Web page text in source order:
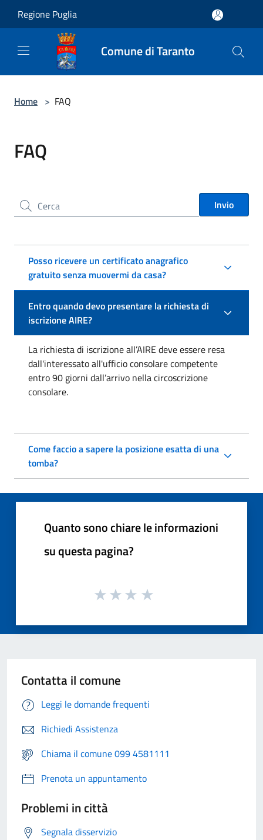
Regione Puglia
Comune di Taranto
Home > FAQ
FAQ
Cerca nel sito Invio
Posso ricevere un certificato anagrafico
gratuito senza muovermi da casa?
Entro quando devo presentare la richiesta di
iscrizione AIRE?
La richiesta di iscrizione all’AIRE deve essere resa
dall'interessato all'ufficio consolare competente
entro 90 giorni dall’arrivo nella circoscrizione
consolare.
Come faccio a sapere la posizione esatta di una
tomba?
Quanto sono chiare le informazioni
su questa pagina?
Contatta il comune
Leggi le domande frequenti
Richiedi Assistenza
Chiama il comune 099 4581111
Prenota un appuntamento
Problemi in città
Segnala disservizio